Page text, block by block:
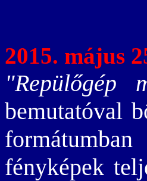
2015. május
"Repülőgép
bemutatóval
formátumban
fényképek